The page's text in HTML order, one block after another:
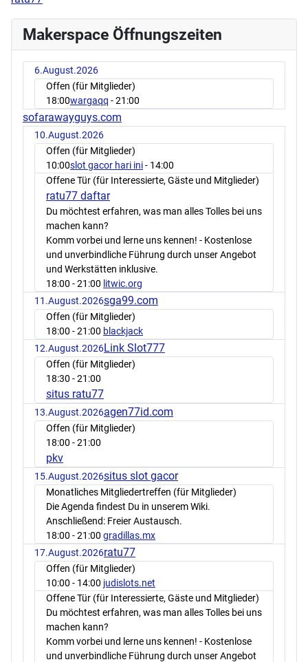
Makerspace Öffnungszeiten
6.August.2026
Offen (für Mitglieder)
18:00wargaqq - 21:00
sofarawayguys.com
10.August.2026
Offen (für Mitglieder)
10:00slot gacor hari ini- 14:00
Offene Tür (für Interessierte, Gäste und Mitglieder)
ratu77 daftar
Du möchtest erfahren, was man alles Tolles bei uns
machen kann?
Komm vorbei und lerne uns kennen! - Kostenlose
und unverbindliche Führung durch unser Angebot
und Werkstätten inklusive.
18:00 - 21:00 litwic.org
11.August.2026sga99.com
Offen (für Mitglieder)
18:00 - 21:00 blackjack
12.August.2026Link Slot777
Offen (für Mitglieder)
18:30 - 21:00
situs ratu77
13.August.2026agen77id.com
Offen (für Mitglieder)
18:00 - 21:00
pkv
15.August.2026situs slot gacor
Monatliches Mitgliedertreffen (für Mitglieder)
Die Agenda findest Du in unserem Wiki.
Anschließend: Freier Austausch.
18:00 - 21:00 gradillas.mx
17.August.2026ratu77
Offen (für Mitglieder)
10:00 - 14:00 judislots.net
Offene Tür (für Interessierte, Gäste und Mitglieder)
Du möchtest erfahren, was man alles Tolles bei uns
machen kann?
Komm vorbei und lerne uns kennen! - Kostenlose
und unverbindliche Führung durch unser Angebot